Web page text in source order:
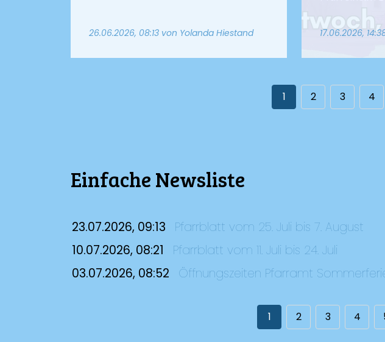
26.06.2026, 08:13 von Yolanda Hiestand 17.06.2026,
1 2 3 4
Einfache Newsliste
23.07.2026, 09:13
Pfarrblatt vom 25. Juli bis 7. August
10.07.2026, 08:21
Pfarrblatt vom 11. Juli bis 24. Juli
03.07.2026, 08:52
Öffnungszeiten Pfarramt
1 2 3 4